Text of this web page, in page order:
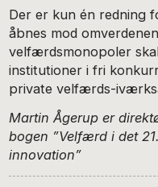
Der er kun én redning
åbnes mod
velfærdsmonopoler
institutioner i fri
private velfærds-
Martin Ågerup er
bogen ”Velfærd i det
innovation”